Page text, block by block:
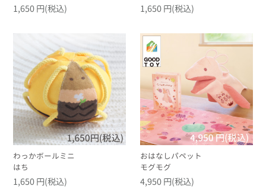
1,650 円(税込) 1,650 円(税込)
わっかボールミニ
はち
1,650 円(税込)
おはなしパペット
モグモグ
4,950 円(税込)